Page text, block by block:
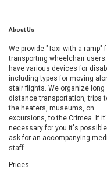
AboutUs
We provide "Taxi with a ramp"
transporting wheelchair
have various devices for
including types for moving
stair flights. We organize long
distance transportation, trips
the heaters, museums, on
excursions, to the Crimea. If
necessary for you it's
ask for an accompanying
staff.
Prices